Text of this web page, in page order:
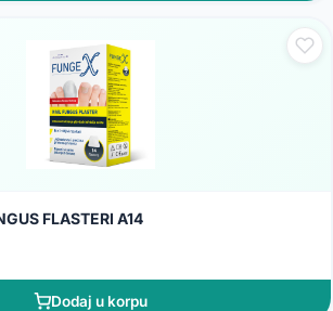
FLASTERI A14
Dodaj u korpu